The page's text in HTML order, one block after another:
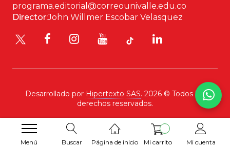
Menú Buscar Página de inicio Mi carrito Mi cuenta
Literatura
Matemáticas
Medioambiente
Narcotráfico
programa.editorial@correounivalle.edu.co
Director:John Willmer Escobar Velasquez
Desarrollado por Hipertexto SAS. 2026 © Todos los
derechos reservados.